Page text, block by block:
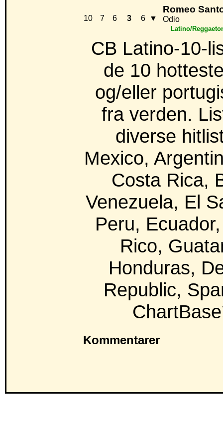
10 7 6 3 6 ▼
Romeo
Odio
Latino/
CB Latino-10-
de 10
og/eller
fra verden.
diverse
Mexico,
Costa Rica,
Venezuela, El
Peru,
Rico,
Honduras,
Republic,
Kommentarer